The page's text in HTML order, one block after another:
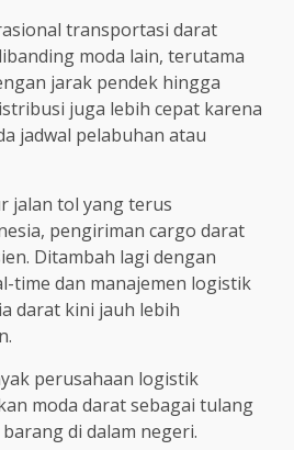
transportasi darat
moda lain, terutama
jarak pendek hingga
juga lebih cepat karena
jadwal pelabuhan atau
jalan tol yang terus
pengiriman cargo darat
Ditambah lagi dengan
time dan manajemen logistik
darat kini jauh lebih
perusahaan logistik
moda darat sebagai tulang
di dalam negeri.